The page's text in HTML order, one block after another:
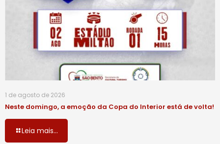
1 de agosto de 2026
Neste domingo, a emoção da Copa do Interior está de volta!
Leia mais...